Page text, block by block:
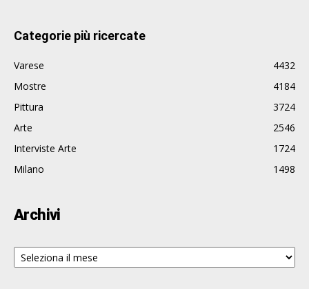
Categorie più ricercate
Varese
4432
Mostre
4184
Pittura
3724
Arte
2546
Interviste Arte
1724
Milano
1498
Archivi
Archivi